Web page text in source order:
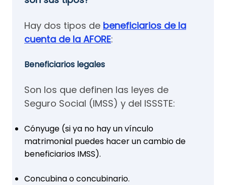
Hay dos tipos de beneficiarios de la
cuenta de la AFORE:
Beneficiarios legales
Son los que definen las leyes de
Seguro Social (IMSS) y del ISSSTE:
Cónyuge (si ya no hay un vínculo
matrimonial puedes hacer un cambio de
beneficiarios IMSS).
Concubina o concubinario.